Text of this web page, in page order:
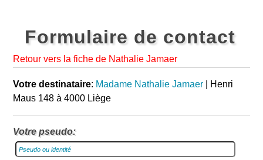
Formulaire de contact
Retour vers la fiche de Nathalie Jamaer
Votre destinataire: Madame Nathalie Jamaer | Henri
Maus 148 à 4000 Liège
Votre pseudo: